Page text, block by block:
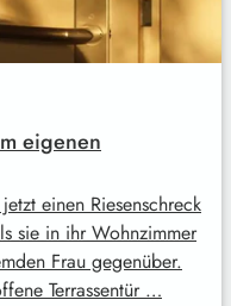
eigenen
einen Riesenschreck
sie in ihr Wohnzimmer
Frau gegenüber.
Terrassentür …